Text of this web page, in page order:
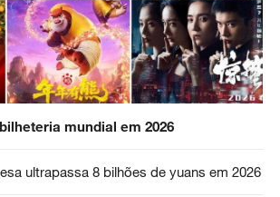
mundial em 2026
ultrapassa 8 bilhões de yuans em 2026